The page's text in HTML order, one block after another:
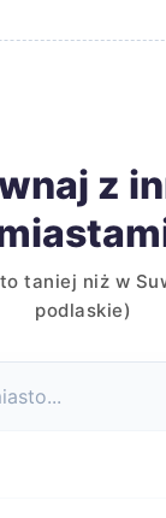
z
taniej niż w
podlaskie)